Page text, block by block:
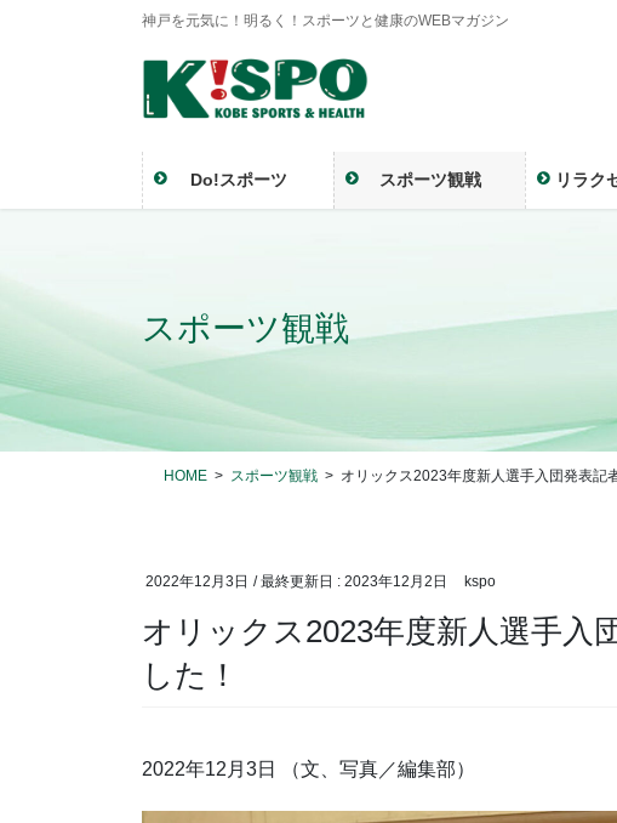
神戸を元気に！明るく！スポーツと健康のWEBマガジン
Do!スポーツ スポーツ観戦 リラク
スポーツ観戦
HOME スポーツ観戦 オリックス2023年度新人選手入団発表記
2022年12月3日 / 最終更新日 : 2023年12月2日 kspo
オリックス2023年度新人選手入
した！
2022年12月3日 （文、写真／編集部）